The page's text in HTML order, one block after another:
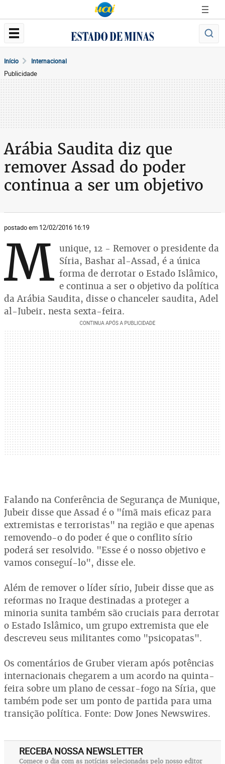
Início Internacional
Publicidade
Arábia Saudita diz que
remover Assad do poder
continua a ser um objetivo
postado em 12/02/2016 16:19
M unique, 12 - Remover o presidente da
Síria, Bashar al-Assad, é a única
forma de derrotar o Estado Islâmico,
e continua a ser o objetivo da política
da Arábia Saudita, disse o chanceler saudita, Adel
al-Jubeir, nesta sexta-feira.
Falando na Conferência de Segurança de Munique,
Jubeir disse que Assad é o "ímã mais eficaz para
extremistas e terroristas" na região e que apenas
removendo-o do poder é que o conflito sírio
poderá ser resolvido. "Esse é o nosso objetivo e
vamos conseguí-lo", disse ele.
Além de remover o líder sírio, Jubeir disse que as
reformas no Iraque destinadas a proteger a
minoria sunita também são cruciais para derrotar
o Estado Islâmico, um grupo extremista que ele
descreveu seus militantes como "psicopatas".
Os comentários de Gruber vieram após potências
internacionais chegarem a um acordo na quinta-
feira sobre um plano de cessar-fogo na Síria, que
também pode ser um ponto de partida para uma
transição política. Fonte: Dow Jones Newswires.
RECEBA NOSSA NEWSLETTER
Comece o dia com as notícias selecionadas pelo nosso editor